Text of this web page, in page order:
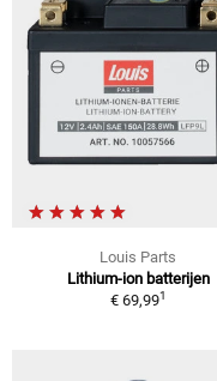
Louis Parts
Lithium-ion batterijen
€ 69,991